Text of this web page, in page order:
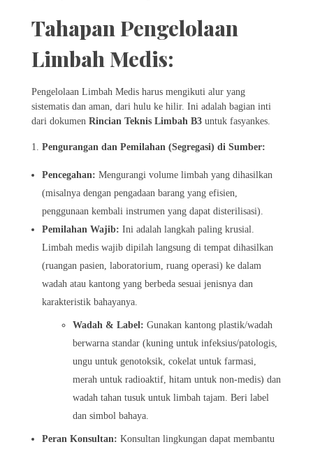
Tahapan Pengelolaan
Limbah Medis:
Pengelolaan Limbah Medis harus mengikuti alur yang
sistematis dan aman, dari hulu ke hilir. Ini adalah bagian inti
dari dokumen Rincian Teknis Limbah B3 untuk fasyankes.
Pengurangan dan Pemilahan (Segregasi) di Sumber:
Pencegahan: Mengurangi volume limbah yang dihasilkan
(misalnya dengan pengadaan barang yang efisien,
penggunaan kembali instrumen yang dapat disterilisasi).
Pemilahan Wajib: Ini adalah langkah paling krusial.
Limbah medis wajib dipilah langsung di tempat dihasilkan
(ruangan pasien, laboratorium, ruang operasi) ke dalam
wadah atau kantong yang berbeda sesuai jenisnya dan
karakteristik bahayanya.
Wadah & Label: Gunakan kantong plastik/wadah
berwarna standar (kuning untuk infeksius/patologis,
ungu untuk genotoksik, cokelat untuk farmasi,
merah untuk radioaktif, hitam untuk non-medis) dan
wadah tahan tusuk untuk limbah tajam. Beri label
dan simbol bahaya.
Peran Konsultan: Konsultan lingkungan dapat membantu